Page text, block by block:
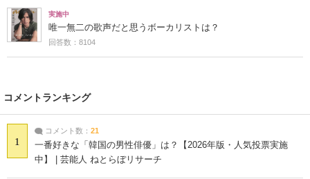
実施中
唯一無二の歌声だと思うボーカリストは？
回答数：8104
コメントランキング
1
コメント数： 21
一番好きな「韓国の男性俳優」は？【2026年版・人気投票実施
中】 | 芸能人 ねとらぼリサーチ